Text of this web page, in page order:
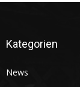
Kategorien
News